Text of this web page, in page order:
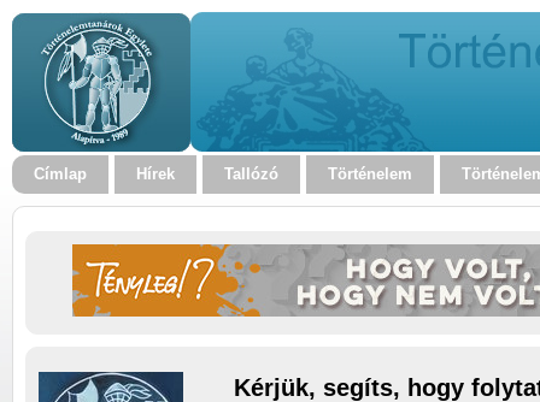
Címlap Hírek Tallózó Történelem
Kérjük, segíts, hogy